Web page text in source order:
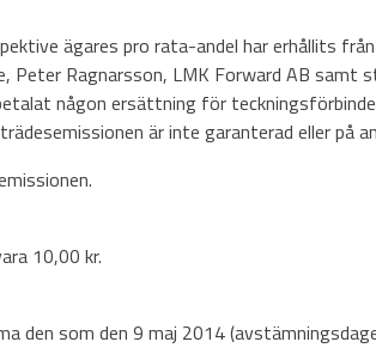
ägares pro rata-andel har erhållits
Peter Ragnarsson, LMK Forward AB
någon ersättning för
är inte garanterad eller på
10,00 kr.
som den 9 maj 2014